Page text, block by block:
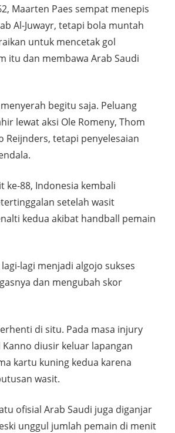
Maarten Paes sempat menepis
Al-Juwayr, tetapi bola muntah
untuk mencetak gol
itu dan membawa Arab Saudi
begitu saja. Peluang
lewat aksi Ole Romeny, Thom
Reijnders, tetapi penyelesaian
ke-88, Indonesia kembali
setelah wasit
kedua akibat handball pemain
lagi menjadi algojo sukses
dan mengubah skor
di situ. Pada masa injury
diusir keluar lapangan
kartu kuning kedua karena
wasit.
ofisial Arab Saudi juga diganjar
unggul jumlah pemain di menit